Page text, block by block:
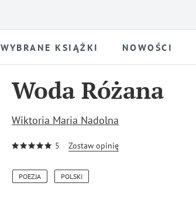
WYBRANE KSIĄŻKI NOWOŚCI
Woda Różana
Wiktoria Maria Nadolna
5 Zostaw opinię
POEZJA POLSKI